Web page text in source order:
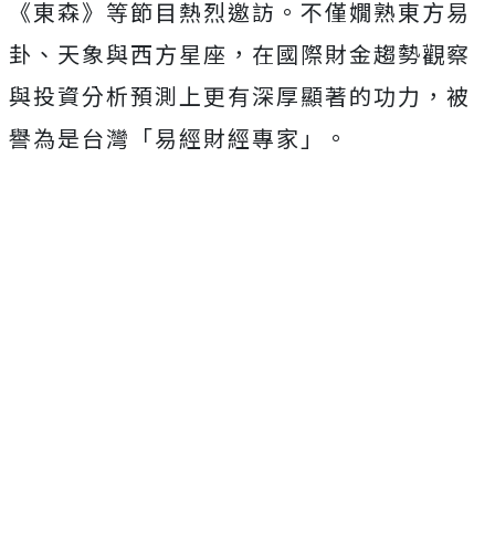
《東森》等節目熱烈邀訪。不僅嫺熟東方易
卦、天象與西方星座，在國際財金趨勢觀察
與投資分析預測上更有深厚顯著的功力，被
譽為是台灣「易經財經專家」。